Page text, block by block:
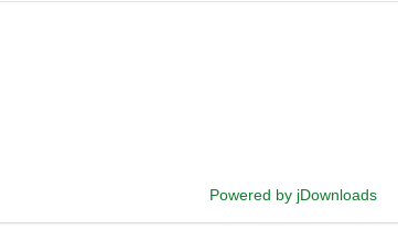
Powered by jDownloads